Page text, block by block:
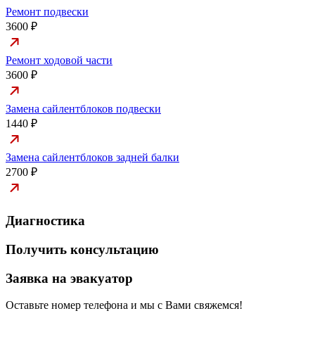
Ремонт подвески
3600 ₽
Ремонт ходовой части
3600 ₽
Замена сайлентблоков подвески
1440 ₽
Замена сайлентблоков задней балки
2700 ₽
Диагностика
Получить консультацию
Заявка на эвакуатор
Оставьте номер телефона и мы с Вами свяжемся!